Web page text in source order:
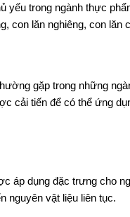
yếu trong ngành thực
con lăn nghiêng, con lăn
gặp trong những
cải tiến để có thể ứng
áp dụng đặc trưng cho
nguyên vật liệu liên tục.